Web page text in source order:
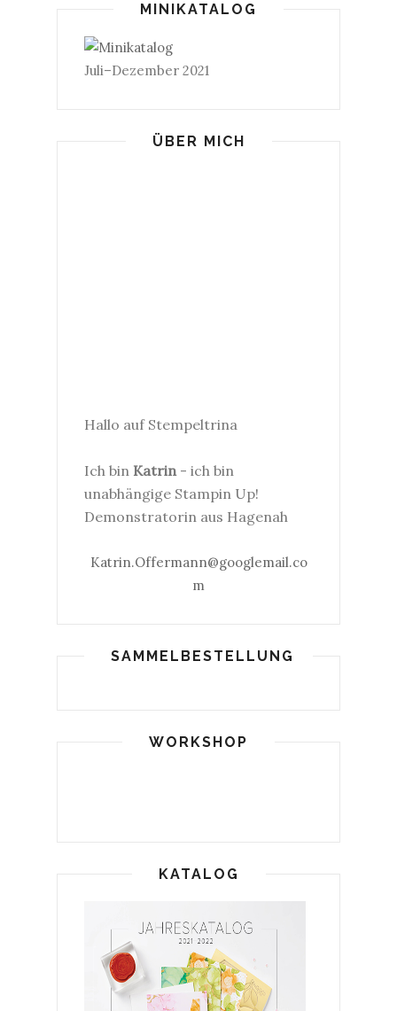
MINIKATALOG
Juli–Dezember 2021
ÜBER MICH
Hallo auf Stempeltrina
Ich bin Katrin- ich bin
unabhängige Stampin Up!
Demonstratorin aus Hagenah
Katrin.Offermann@googlemail.co
m
SAMMELBESTELLUNG
WORKSHOP
KATALOG